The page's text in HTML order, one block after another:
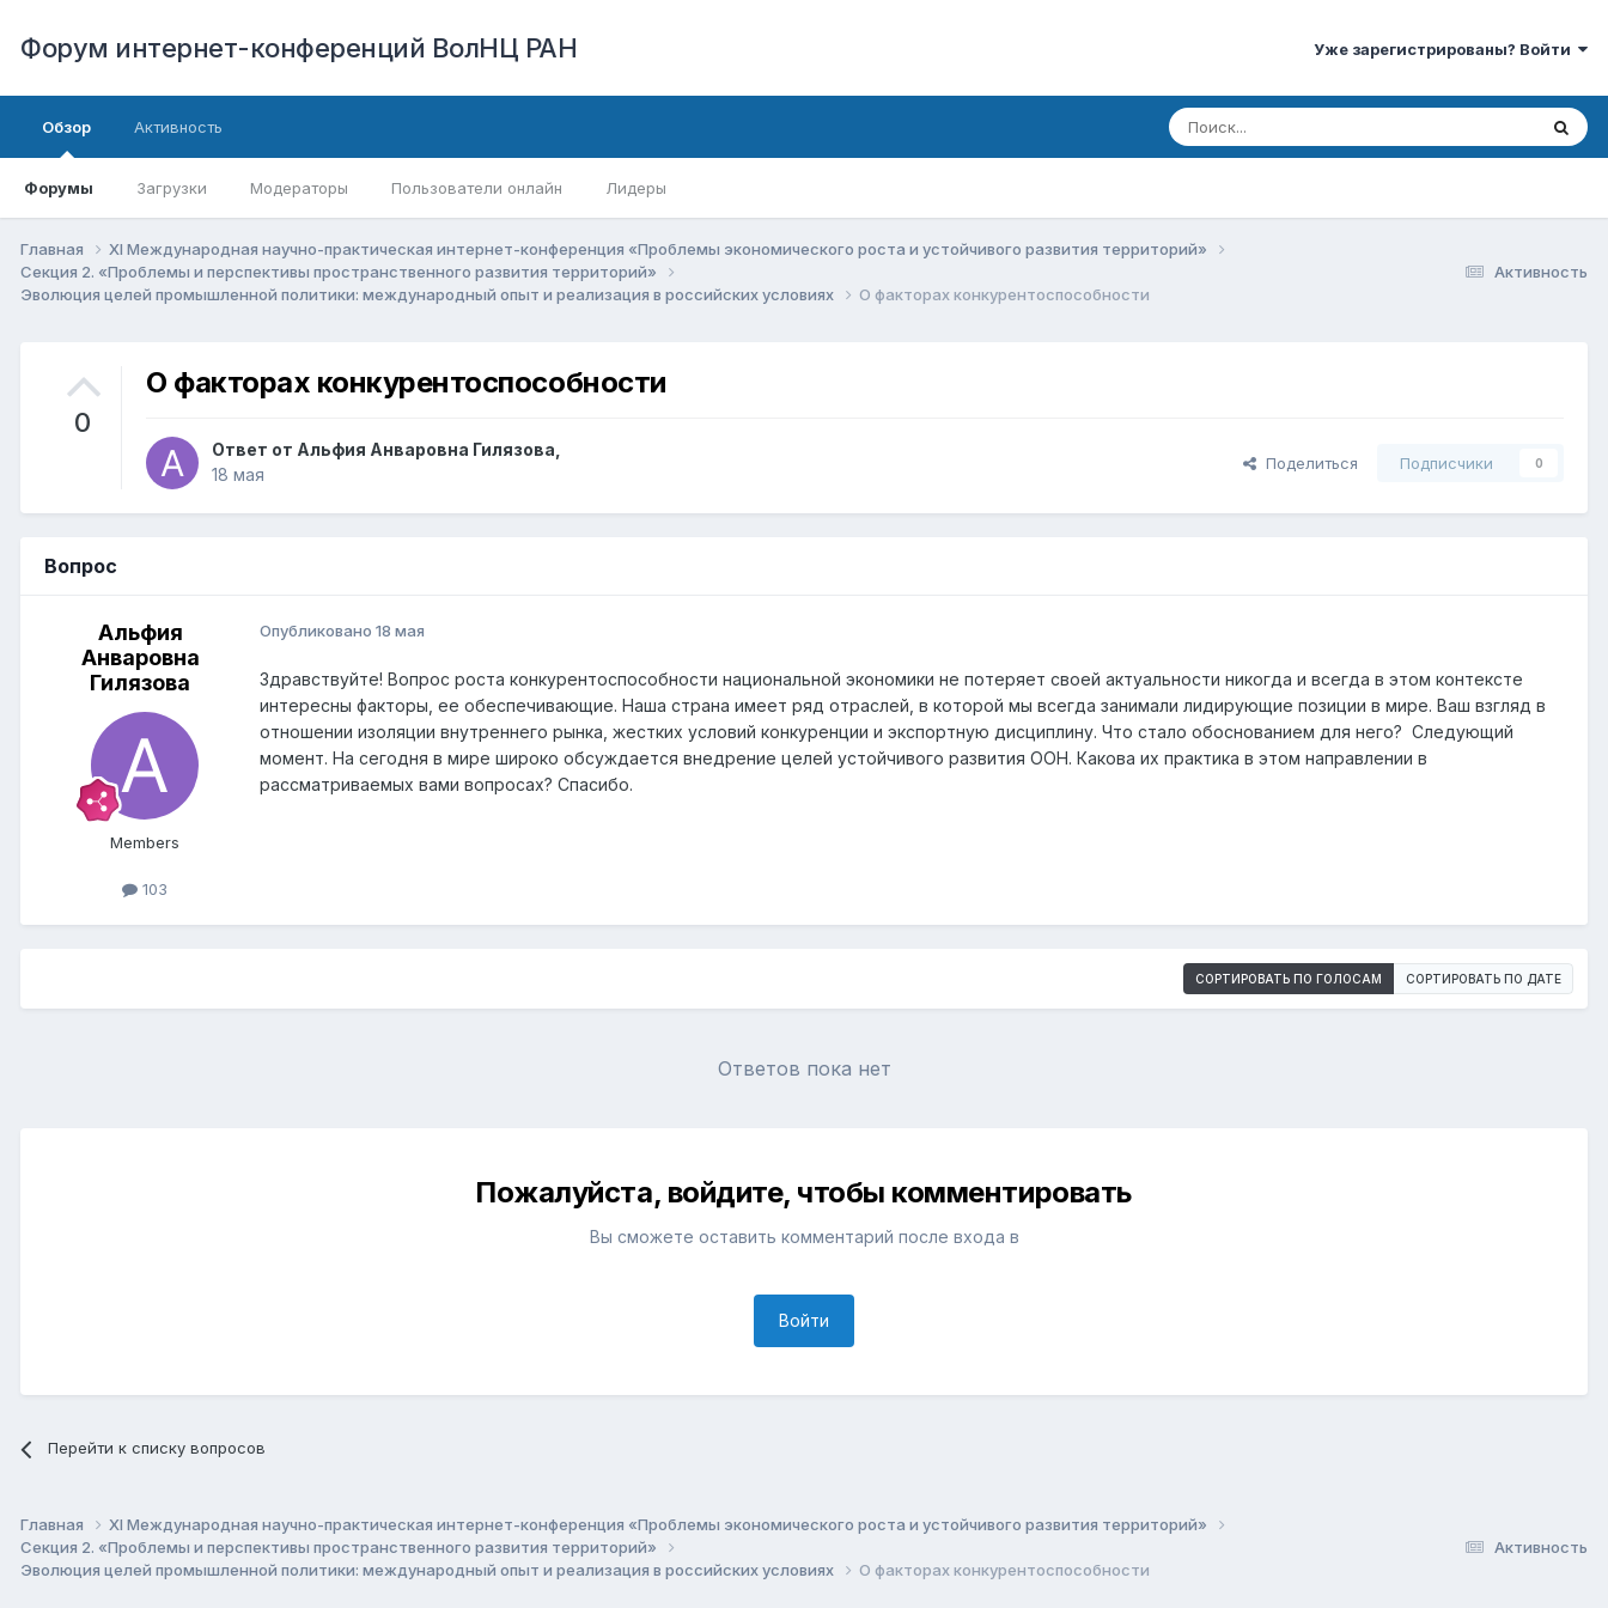
Форум интернет-конференций ВолНЦ РАН Уже зарегистрированы? Войти
Обзор
Форумы Загрузки Модераторы Пользователи онлайн Лидеры
Активность
Активность
Главная
XI Международная научно-практическая интернет-конференция «Проблемы экономического роста и устойчивого развития территорий»
Секция 2. «Проблемы и перспективы пространственного развития территорий»
Эволюция целей промышленной политики: международный опыт и реализация в российских условиях
О факторах конкурентоспособности
0
О факторах конкурентоспособности
Ответ от Альфия Анваровна Гилязова
18 мая
Поделиться Подписчики 0
Вопрос
Альфия
Анваровна
Гилязова
Members
103
Опубликовано 18 мая
Здравствуйте! Вопрос роста конкурентоспособности национальной экономики не потеряет своей актуальности никогда и всегда в этом контексте
интересны факторы, ее обеспечивающие. Наша страна имеет ряд отраслей, в которой мы всегда занимали лидирующие позиции в мире. Ваш взгляд в
отношении изоляции внутреннего рынка, жестких условий конкуренции и экспортную дисциплину. Что стало обоснованием для него? Следующий
момент. На сегодня в мире широко обсуждается внедрение целей устойчивого развития ООН. Какова их практика в этом направлении в
рассматриваемых вами вопросах? Спасибо.
СОРТИРОВАТЬ ПО ГОЛОСАМ СОРТИРОВАТЬ ПО ДАТЕ
Ответов пока нет
Пожалуйста, войдите, чтобы комментировать
Вы сможете оставить комментарий после входа в
Войти
Перейти к списку вопросов
Активность
Главная
XI Международная научно-практическая интернет-конференция «Проблемы экономического роста и устойчивого развития территорий»
Секция 2. «Проблемы и перспективы пространственного развития территорий»
Эволюция целей промышленной политики: международный опыт и реализация в российских условиях
О факторах конкурентоспособности